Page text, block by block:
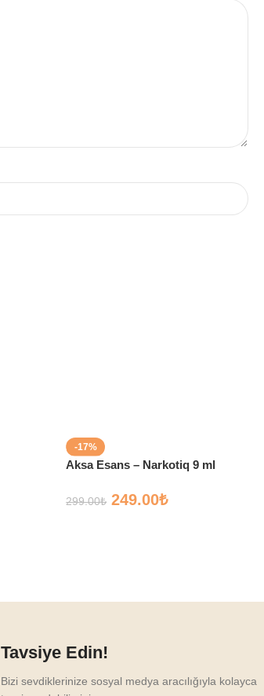
-17%
Aksa Esans – Narkotiq 9 ml
299.00₺ 249.00₺
Tavsiye Edin!
Bizi sevdiklerinize sosyal medya aracılığıyla kolayca